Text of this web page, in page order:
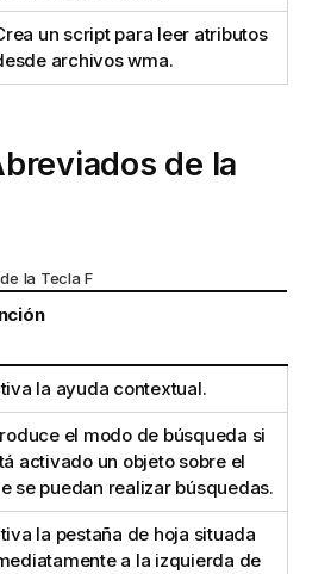
un script para leer atributos
archivos wma.
de la
la Tecla F
la ayuda contextual.
el modo de búsqueda si
activado un objeto sobre el
se puedan realizar búsquedas.
la pestaña de hoja situada
a la izquierda de